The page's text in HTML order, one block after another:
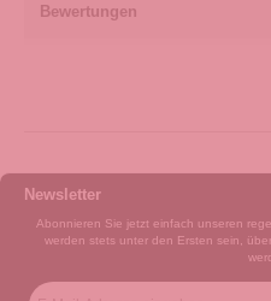
Bewertungen
Newsletter
Abonnieren Sie jetzt einfach unseren
werden stets unter den Ersten sein,